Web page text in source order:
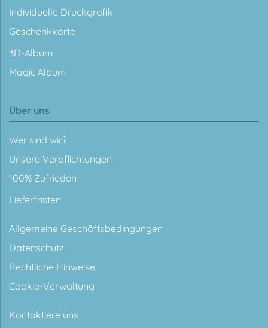
Individuelle Druckgrafik
Geschenkkarte
3D-Album
Magic Album
Über uns
Wer sind wir?
Unsere Verpflichtungen
100% Zufrieden
Lieferfristen
Allgemeine Geschäftsbedingungen
Datenschutz
Rechtliche Hinweise
Cookie-Verwaltung
Kontaktiere uns